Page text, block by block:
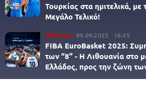
Τουρκίας στα ημιτελικά,
Μεγάλο Τελικό!
Αθλητικά 09.09.2025 16:45
FIBA EuroBasket 2025:
των “8” - Η Λιθουανία στο
Ελλάδος, προς την ζώνη